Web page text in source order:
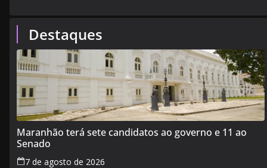
Destaques
Maranhão terá sete candidatos ao governo e 11 ao
Senado
7 de agosto de 2026